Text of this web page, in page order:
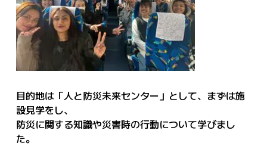
目的地は「人と防災未来センター」として、まずは施
設見学をし、
防災に関する知識や災害時の行動について学びまし
た。